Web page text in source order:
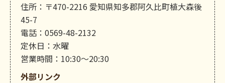
住所：〒470-2216 愛知県知多郡阿久比町植大森後
45-7
電話：0569-48-2132
定休日：水曜
営業時間：10:30～20:30
外部リンク